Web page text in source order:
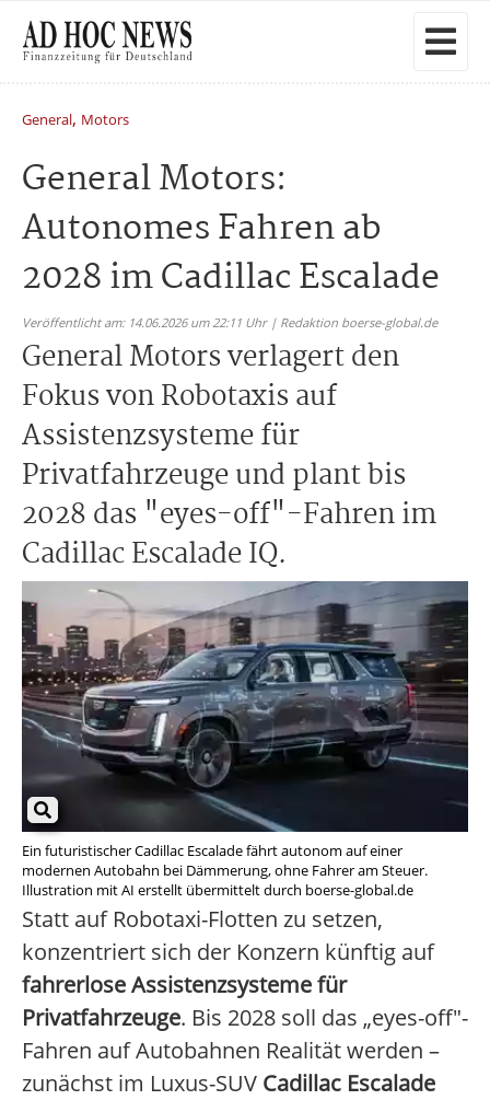
General, Motors
General Motors:
Autonomes Fahren ab
2028 im Cadillac Escalade
Veröffentlicht am: 14.06.2026 um 22:11 Uhr | Redaktion boerse-global.de
General Motors verlagert den
Fokus von Robotaxis auf
Assistenzsysteme für
Privatfahrzeuge und plant bis
2028 das "eyes-off"-Fahren im
Cadillac Escalade IQ.
Ein futuristischer Cadillac Escalade fährt autonom auf einer
modernen Autobahn bei Dämmerung, ohne Fahrer am Steuer.
Illustration mit AI erstellt übermittelt durch boerse-global.de
Statt auf Robotaxi-Flotten zu setzen,
konzentriert sich der Konzern künftig auf
fahrerlose Assistenzsysteme für
Privatfahrzeuge. Bis 2028 soll das „eyes-off"-
Fahren auf Autobahnen Realität werden –
zunächst im Luxus-SUV Cadillac Escalade